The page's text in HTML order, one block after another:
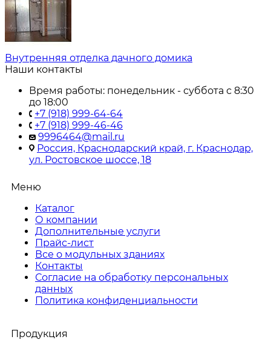
Внутренняя отделка дачного домика
Наши контакты
Время работы: понедельник - суббота с 8:30
до 18:00
+7 (918) 999-64-64
+7 (918) 999-46-46
9996464@mail.ru
Россия, Краснодарский край, г. Краснодар,
ул. Ростовское шоссе, 18
Меню
Каталог
О компании
Дополнительные услуги
Прайс-лист
Все о модульных зданиях
Контакты
Согласие на обработку персональных
данных
Политика конфиденциальности
Продукция